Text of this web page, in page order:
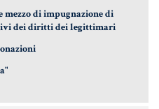
mezzo di impugnazione di
dei diritti dei legittimari